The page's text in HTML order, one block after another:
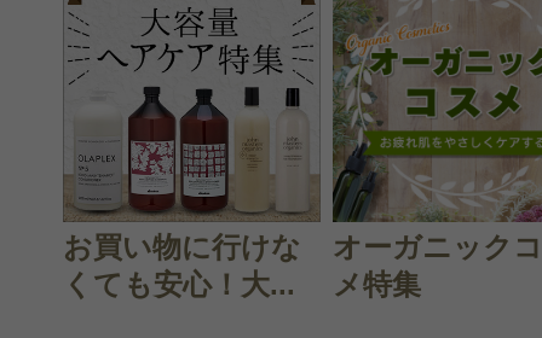
お買い物に行けな
くても安心！大...
オーガニック
メ特集